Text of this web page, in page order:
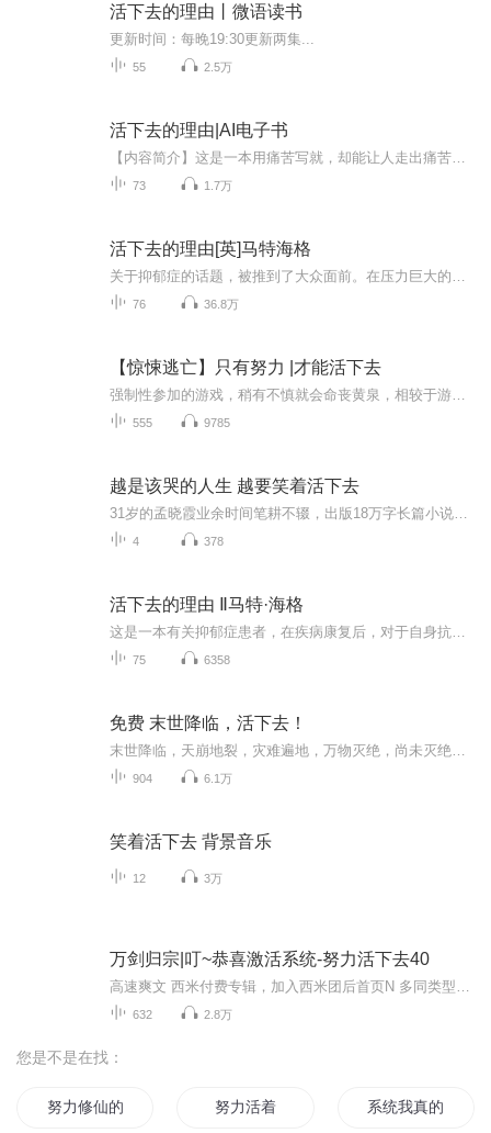
活下去的理由丨微语读书
更新时间：每晚19:30更新两集...
55 2.5万
活下去的理由|AI电子书
73 1.7万
活下去的理由[英]马特海格
76 36.8万
【惊悚逃亡】只有努力 |才能活下去
555 9785
越是该哭的人生 越要笑着活下去
4 378
活下去的理由 Ⅱ马特·海格
75 6358
免费 末世降临，活下去！
904 6.1万
笑着活下去 背景音乐
12 3万
万剑归宗|叮~恭喜激活系统-努力活下去40
632 2.8万
您是不是在找：
努力修仙的我不是天才 努力活着 系统我真的想努